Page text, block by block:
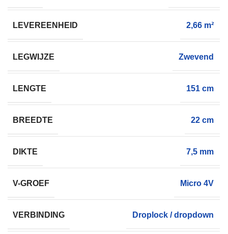
LEVEREENHEID 2,66 m²
LEGWIJZE Zwevend
LENGTE 151 cm
BREEDTE 22 cm
DIKTE 7,5 mm
V-GROEF Micro 4V
VERBINDING Droplock / dropdown